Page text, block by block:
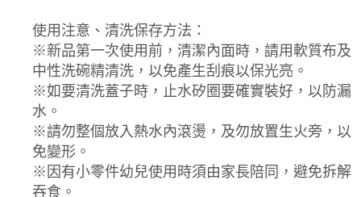
使用注意、清洗保存方法：
※新品第一次使用前，清潔內面時，請用軟質布及
中性洗碗精清洗，以免產生刮痕以保光亮。
※如要清洗蓋子時，止水矽圈要確實裝好，以防漏
水。
※請勿整個放入熱水內滾燙，及勿放置生火旁，以
免變形。
※因有小零件幼兒使用時須由家長陪同，避免拆解
吞食。